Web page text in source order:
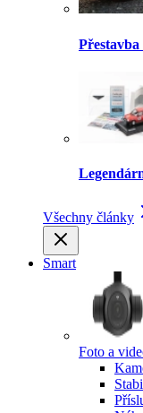
Všechny články
Smart
Foto a